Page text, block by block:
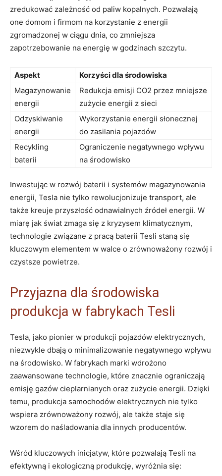
zredukować zależność od paliw kopalnych. Pozwalają
one domom i firmom na korzystanie z energii⁤
zgromadzonej w ciągu dnia, co zmniejsza
zapotrzebowanie na energię w godzinach szczytu.
Aspekt
Korzyści dla środowiska
Magazynowanie
energii
Redukcja⁢ emisji CO2 przez mniejsze
zużycie⁣ energii z sieci
Odzyskiwanie
energii
Wykorzystanie energii słonecznej
do zasilania pojazdów
Recykling
baterii
Ograniczenie ⁢negatywnego wpływu
na środowisko
Inwestując w rozwój baterii‌ i systemów magazynowania
energii,⁣ Tesla nie tylko⁤ rewolucjonizuje ⁤transport, ​ale
także kreuje przyszłość odnawialnych źródeł energii. W⁤
miarę jak⁤ świat zmaga się z kryzysem ⁤klimatycznym,
technologie związane z pracą baterii ⁤Tesli staną się ​
kluczowym elementem​ w walce o zrównoważony rozwój i
czystsze powietrze.
Przyjazna dla środowiska
⁤produkcja w fabrykach Tesli
Tesla, jako pionier w produkcji pojazdów elektrycznych,
niezwykle dbają o minimalizowanie⁤ negatywnego wpływu
na środowisko. W fabrykach marki wdrożono
zaawansowane technologie, które znacznie ograniczają
emisję gazów cieplarnianych oraz zużycie energii. Dzięki
temu, produkcja ⁤samochodów elektrycznych nie tylko
wspiera zrównoważony ‍rozwój, ale także​ staje się
wzorem do naśladowania dla innych producentów.
Wśród kluczowych inicjatyw, które pozwalają Tesli na
efektywną i ekologiczną⁣ produkcję, wyróżnia się: